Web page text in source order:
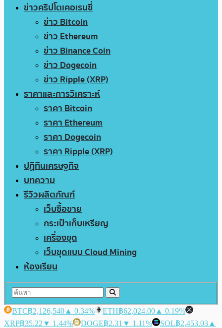
ข่าวคริปโตเคอเรนซี่
ข่าว Bitcoin
ข่าว Ethereum
ข่าว Binance Coin
ข่าว Dogecoin
ข่าว Ripple (XRP)
ราคาและการวิเคราะห์
ราคา Bitcoin
ราคา Ethereum
ราคา Dogecoin
ราคา Ripple (XRP)
ปฏิทินเศรษฐกิจ
บทความ
รีวิวผลิตภัณฑ์
เว็บซื้อขาย
กระเป๋าเก็บเหรียญ
เครื่องขุด
เว็บขุดแบบ Cloud Mining
ห้องเรียน
BTC฿2,126,540 ▲ 0.34% ETH฿62,024.00 ▲ 0.19%
XRP฿35.22 ▼ 1.44% DOGE฿2.31 ▼ 1.11% SOL฿2,453.03 ▲